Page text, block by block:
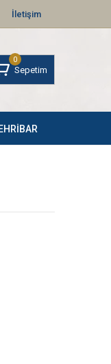
İletişim
0
Sepetim